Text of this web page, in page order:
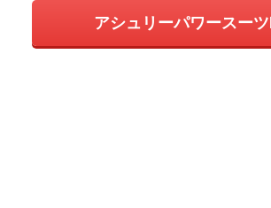
アシュリーパワースー